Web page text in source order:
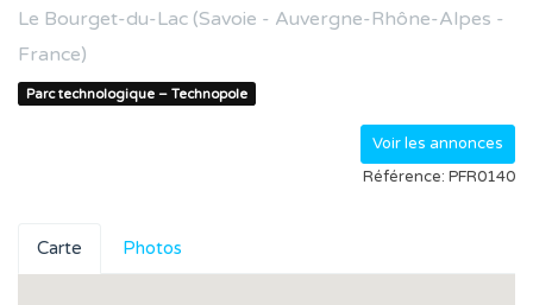
Le Bourget-du-Lac (Savoie - Auvergne-Rhône-Alpes -
France)
Parc technologique – Technopole
Voir les annonces
Référence: PFR0140
Carte Photos